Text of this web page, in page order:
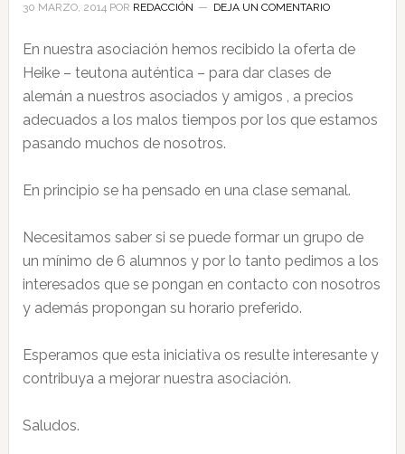
30 MARZO, 2014POR REDACCIÓN DEJA UN COMENTARIO
En nuestra asociación hemos recibido la oferta de
Heike – teutona auténtica – para dar clases de
alemán a nuestros asociados y amigos , a precios
adecuados a los malos tiempos por los que estamos
pasando muchos de nosotros.
En principio se ha pensado en una clase semanal.
Necesitamos saber si se puede formar un grupo de
un mínimo de 6 alumnos y por lo tanto pedimos a los
interesados que se pongan en contacto con nosotros
y además propongan su horario preferido.
Esperamos que esta iniciativa os resulte interesante y
contribuya a mejorar nuestra asociación.
Saludos.